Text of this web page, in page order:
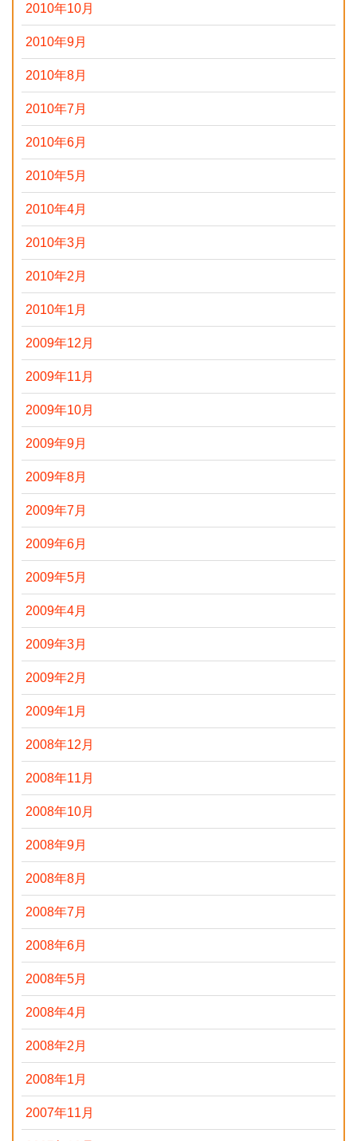
2010年10月
2010年9月
2010年8月
2010年7月
2010年6月
2010年5月
2010年4月
2010年3月
2010年2月
2010年1月
2009年12月
2009年11月
2009年10月
2009年9月
2009年8月
2009年7月
2009年6月
2009年5月
2009年4月
2009年3月
2009年2月
2009年1月
2008年12月
2008年11月
2008年10月
2008年9月
2008年8月
2008年7月
2008年6月
2008年5月
2008年4月
2008年2月
2008年1月
2007年11月